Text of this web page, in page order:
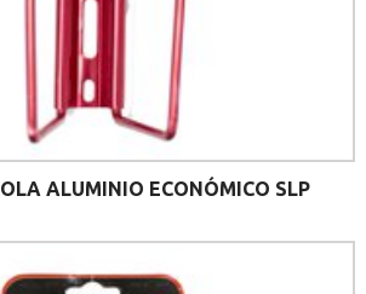
ALUMINIO ECONÓMICO SLP